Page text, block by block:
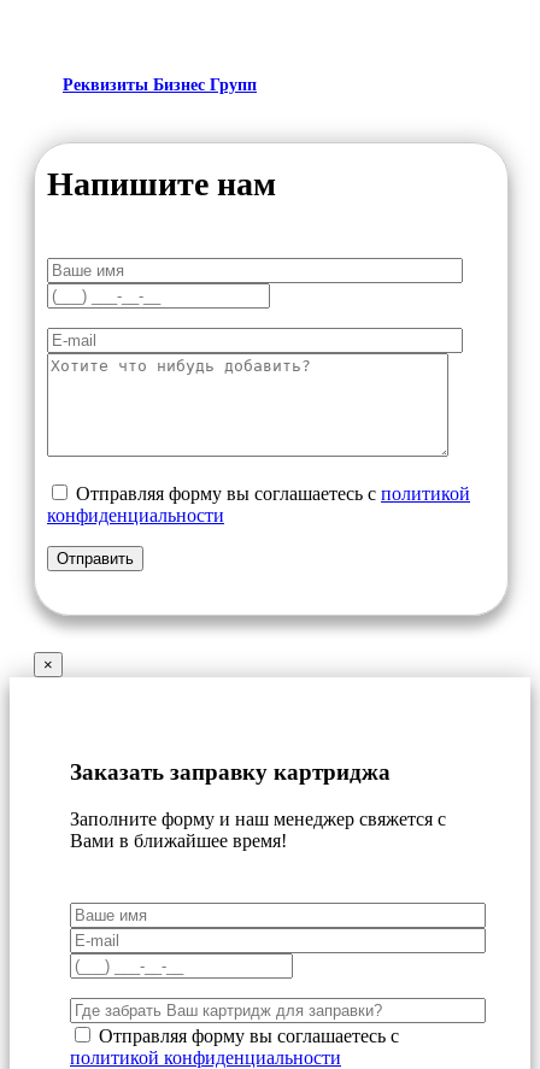
Реквизиты Бизнес Групп
Напишите нам
Отправляя форму вы соглашаетесь с политикой
конфиденциальности
×
Заказать заправку картриджа
Заполните форму и наш менеджер свяжется с
Вами в ближайшее время!
Отправляя форму вы соглашаетесь с
политикой конфиденциальности